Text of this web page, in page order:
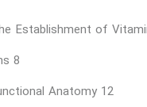
Establishment of
8
Anatomy 12